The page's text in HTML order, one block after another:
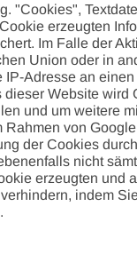
"Cookies",
erzeugten
Im Falle der
Union oder in
Adresse an
dieser Website wird
und um weitere
von
der Cookies
nicht
erzeugten und
indem
.